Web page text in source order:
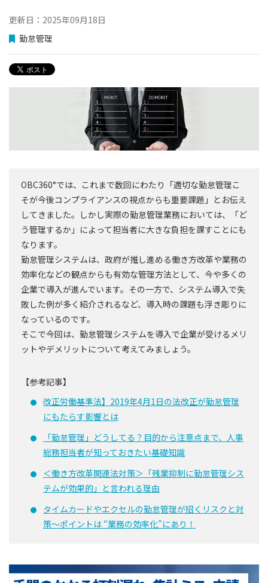
更新日：2025年09月18日
勤怠管理
OBC360°では、これまで数回にわたり「適切な勤怠管理こ
そが今後コンプライアンスの視点からも重要課題」とお伝え
してきました。しかし実際の勤怠管理業務においては、「ど
う管理するか」によって担当者に大きな負担を課すことにも
なります。
勤怠管理システムは、政府が推し進める働き方改革や業務の
効率化などの観点からも有効な管理方法として、今や多くの
企業で導入が進んでいます。その一方で、システム導入で失
敗した例が多く紹介されるなど、導入時の課題も浮き彫りに
なっているのです。
そこで今回は、勤怠管理システムを導入で企業が受けるメリ
ットやデメリットについて考えてみましょう。
【参考記事】
改正労働基準法】2019年4月1日の法改正が勤怠管理
にもたらす影響とは
「勤怠管理」どうしてる？目的から注意点まで、人事
総務担当者が知っておきたい基礎知識
＜働き方改革関連法対策＞「残業抑制に勤怠管理シス
テムが効果的」と言われる理由
タイムカードやエクセルの勤怠管理が招くリスクと対
策〜ポイントは “業務の効率化”にあり！